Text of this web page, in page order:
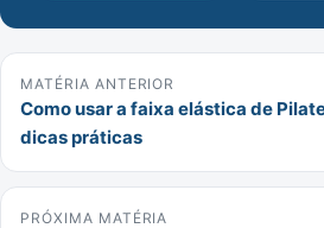
MATÉRIA ANTERIOR
Como usar a faixa elástica de
dicas práticas
PRÓXIMA MATÉRIA